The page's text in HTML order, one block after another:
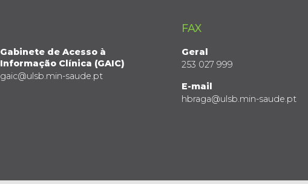
Gabinete de Acesso à
Informação Clínica (GAIC)
gaic@ulsb.min-saude.pt
FAX
Geral
253 027 999
E-mail
hbraga@ulsb.min-saude.pt